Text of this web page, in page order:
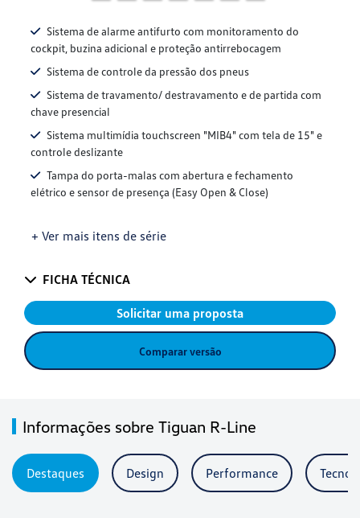
Sistema de alarme antifurto com monitoramento do
cockpit, buzina adicional e proteção antirrebocagem
Sistema de controle da pressão dos pneus
Sistema de travamento/ destravamento e de partida com
chave presencial
Sistema multimídia touchscreen "MIB4" com tela de 15" e
controle deslizante
Tampa do porta-malas com abertura e fechamento
elétrico e sensor de presença (Easy Open & Close)
+ Ver mais itens de série
FICHA TÉCNICA
Solicitar uma proposta
Comparar versão
Informações sobre Tiguan R-Line
Destaques Design Performance